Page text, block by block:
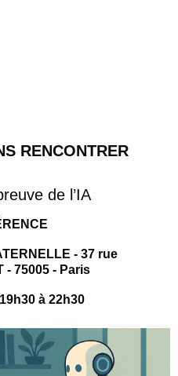
RENCONTRER
de l’IA
- 37 rue
- 75005 - Paris
à 22h30